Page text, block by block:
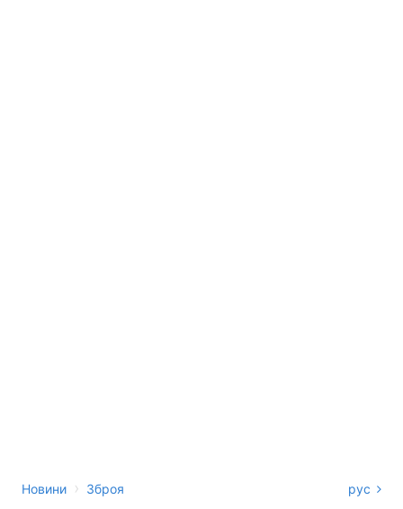
Новини › Зброя рус